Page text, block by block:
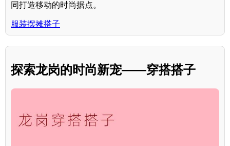
同打造移动的时尚据点。
服装摆摊搭子
探索龙岗的时尚新宠——穿搭搭子